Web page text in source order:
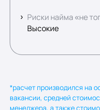
Риски найма «не
Высокие
*расчет производился на
вакансии, средней
менеджера, а также